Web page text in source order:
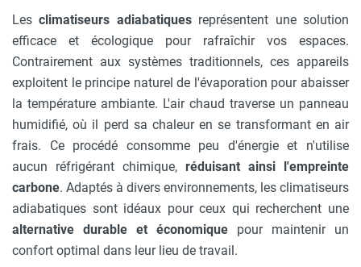
Lesclimatiseurs adiabatiquesreprésentent une solution
efficace et écologique pour rafraîchir vos espaces.
Contrairement aux systèmes traditionnels, ces appareils
exploitent le principe naturel de l'évaporation pour abaisser
la température ambiante. L'air chaud traverse un panneau
humidifié, où il perd sa chaleur en se transformant en air
frais. Ce procédé consomme peu d'énergie et n'utilise
aucun réfrigérant chimique, réduisant ainsi l'empreinte
carbone. Adaptés à divers environnements, les climatiseurs
adiabatiques sont idéaux pour ceux qui recherchent une
alternative durable et économique pour maintenir un
confort optimal dans leur lieu de travail.